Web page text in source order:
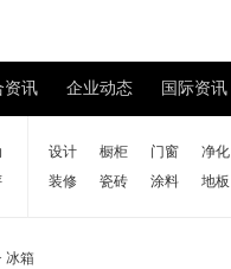
资讯 企业动态 国际资讯
设计 橱柜 门窗 净化
装修
瓷砖 涂料 地板
冰箱